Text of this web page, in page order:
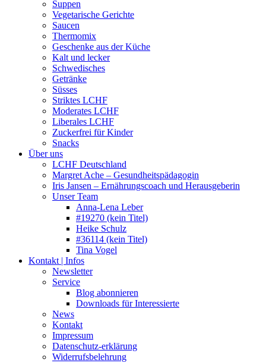
Suppen
Vegetarische Gerichte
Saucen
Thermomix
Geschenke aus der Küche
Kalt und lecker
Schwedisches
Getränke
Süsses
Striktes LCHF
Moderates LCHF
Liberales LCHF
Zuckerfrei für Kinder
Snacks
Über uns
LCHF Deutschland
Margret Ache – Gesundheitspädagogin
Iris Jansen – Ernährungscoach und Herausgeberin
Unser Team
Anna-Lena Leber
#19270 (kein Titel)
Heike Schulz
#36114 (kein Titel)
Tina Vogel
Kontakt | Infos
Newsletter
Service
Blog abonnieren
Downloads für Interessierte
News
Kontakt
Impressum
Datenschutz-erklärung
Widerrufsbelehrung